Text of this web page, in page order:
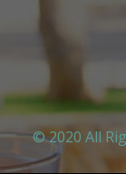
© 2020 All